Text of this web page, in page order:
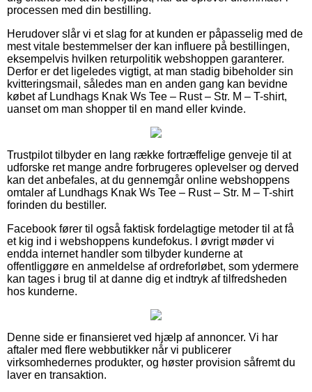
processen med din bestilling.
Herudover slår vi et slag for at kunden er påpasselig med de
mest vitale bestemmelser der kan influere på bestillingen,
eksempelvis hvilken returpolitik webshoppen garanterer.
Derfor er det ligeledes vigtigt, at man stadig bibeholder sin
kvitteringsmail, således man en anden gang kan bevidne
købet af Lundhags Knak Ws Tee – Rust – Str. M – T-shirt,
uanset om man shopper til en mand eller kvinde.
Trustpilot tilbyder en lang række fortræffelige genveje til at
udforske ret mange andre forbrugeres oplevelser og derved
kan det anbefales, at du gennemgår online webshoppens
omtaler af Lundhags Knak Ws Tee – Rust – Str. M – T-shirt
forinden du bestiller.
Facebook fører til også faktisk fordelagtige metoder til at få
et kig ind i webshoppens kundefokus. I øvrigt møder vi
endda internet handler som tilbyder kunderne at
offentliggøre en anmeldelse af ordreforløbet, som ydermere
kan tages i brug til at danne dig et indtryk af tilfredsheden
hos kunderne.
Denne side er finansieret ved hjælp af annoncer. Vi har
aftaler med flere webbutikker når vi publicerer
virksomhedernes produkter, og høster provision såfremt du
laver en transaktion.